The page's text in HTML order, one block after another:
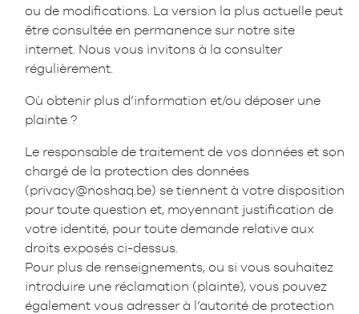
ou de modifications. La version la plus actuelle peut
être consultée en permanence sur notre site
internet. Nous vous invitons à la consulter
régulièrement.
Où obtenir plus d’information et/ou déposer une
plainte ?
Le responsable de traitement de vos données et son
chargé de la protection des données
(privacy@noshaq.be) se tiennent à votre disposition
pour toute question et, moyennant justification de
votre identité, pour toute demande relative aux
droits exposés ci-dessus.
Pour plus de renseignements, ou si vous souhaitez
introduire une réclamation (plainte), vous pouvez
également vous adresser à l’autorité de protection